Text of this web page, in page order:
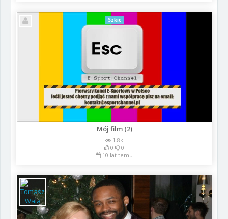
Szkic
Mój film (2)
1.8k
0
0
10 lat temu